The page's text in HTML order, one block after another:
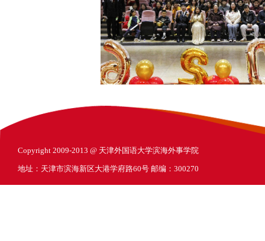
Copyright 2009-2013 @ 天津外国语大学滨海外事学院
地址：天津市滨海新区大港学府路60号 邮编：300270